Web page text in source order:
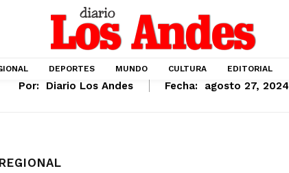
DEPORTES MUNDO CULTURA EDITORIAL
Por: Diario Los Andes Fecha: agosto 27, 2024